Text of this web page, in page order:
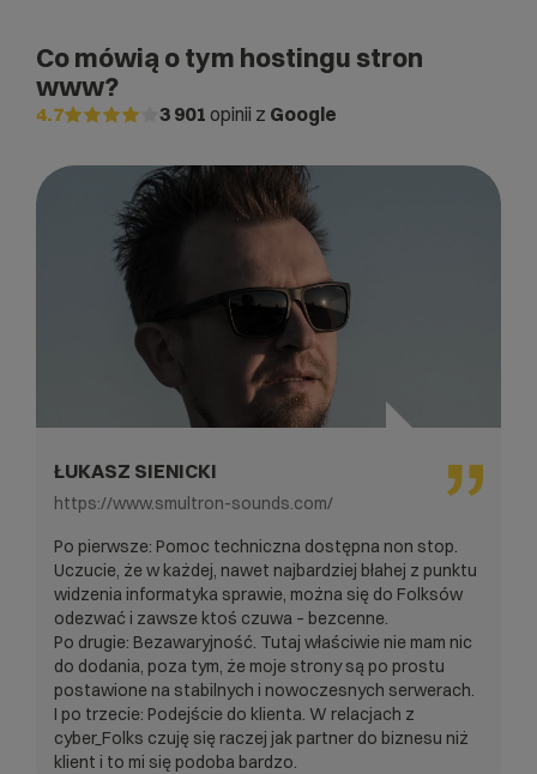
Co mówią o tym hostingu stron
www?
4.7 3 901 opinii z Google
ŁUKASZ SIENICKI
https://www.smultron-sounds.com/
Po pierwsze: Pomoc techniczna dostępna non stop.
Uczucie, że w każdej, nawet najbardziej błahej z punktu
widzenia informatyka sprawie, można się do Folksów
odezwać i zawsze ktoś czuwa – bezcenne.
Po drugie: Bezawaryjność. Tutaj właściwie nie mam nic
do dodania, poza tym, że moje strony są po prostu
postawione na stabilnych i nowoczesnych serwerach.
I po trzecie: Podejście do klienta. W relacjach z
cyber_Folks czuję się raczej jak partner do biznesu niż
klient i to mi się podoba bardzo.